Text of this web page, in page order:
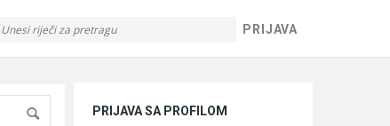
PRIJAVA
PRIJAVA SA PROFILOM